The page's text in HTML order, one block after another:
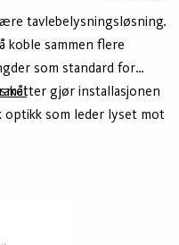
tavlebelysningsløsning.
koble sammen flere
som standard for
gjør installasjonen
optikk som leder lyset mot